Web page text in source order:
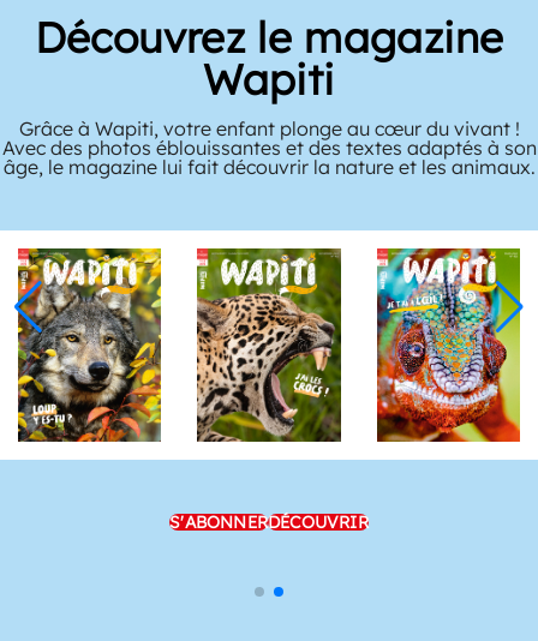
Découvrez le magazine
Wapiti
Grâce à Wapiti, votre enfant plonge au cœur du vivant !
Avec des photos éblouissantes et des textes adaptés à son
âge, le magazine lui fait découvrir la nature et les animaux.
S'ABONNERDÉCOUVRIR